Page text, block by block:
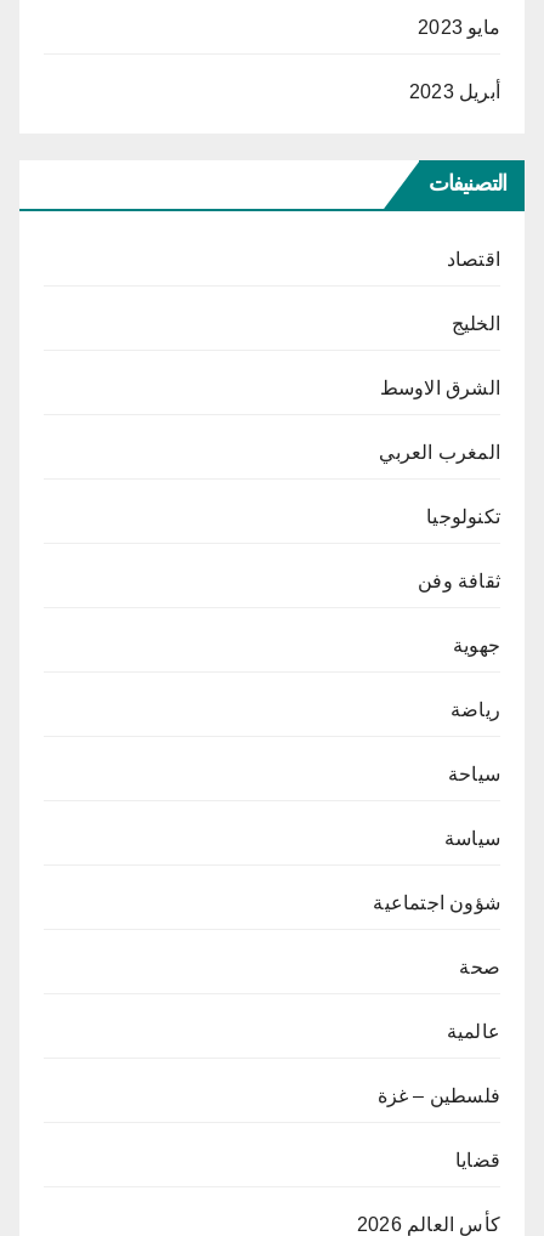
مايو 2023
أبريل 2023
التصنيفات
اقتصاد
الخليج
الشرق الاوسط
المغرب العربي
تكنولوجيا
ثقافة وفن
جهوية
رياضة
سياحة
سياسة
شؤون اجتماعية
صحة
عالمية
فلسطين – غزة
قضايا
كأس العالم 2026